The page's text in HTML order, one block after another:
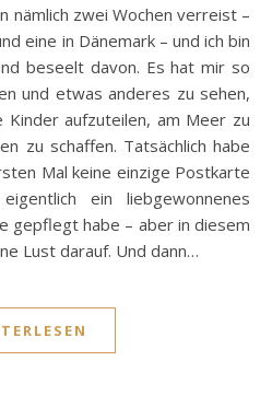
nämlich zwei Wochen verreist –
eine in Dänemark – und ich bin
beseelt davon. Es hat mir so
und etwas anderes zu sehen,
aufzuteilen, am Meer zu
zu schaffen. Tatsächlich habe
Mal keine einzige Postkarte
ein liebgewonnenes
gepflegt habe – aber in diesem
Lust darauf. Und dann…